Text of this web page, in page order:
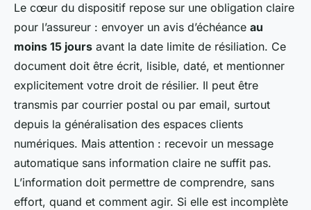
Le cœur du dispositif repose sur une obligation claire
pour l’assureur : envoyer un avis d’échéance au
moins 15 jours avant la date limite de résiliation. Ce
document doit être écrit, lisible, daté, et mentionner
explicitement votre droit de résilier. Il peut être
transmis par courrier postal ou par email, surtout
depuis la généralisation des espaces clients
numériques. Mais attention : recevoir un message
automatique sans information claire ne suffit pas.
L’information doit permettre de comprendre, sans
effort, quand et comment agir. Si elle est incomplète